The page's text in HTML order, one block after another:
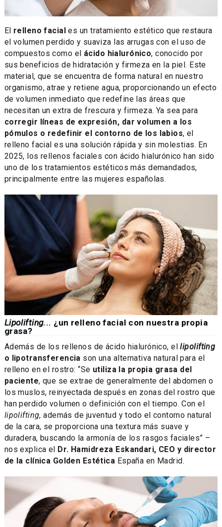
El relleno faciales un tratamiento estético que restaura
el volumen perdido y suaviza las arrugas con el uso de
compuestos como el ácido hialurónico, conocido por
sus beneficios de hidratación y firmeza en la piel. Este
material, que se encuentra de forma natural en nuestro
organismo, atrae y retiene agua, proporcionando un efecto
de volumen inmediato que redefine las áreas que
necesitan un extra de frescura y firmeza. Ya sea para
corregir líneas de expresión, dar volumen a los
pómulos o redefinir el contorno de los labios, el
relleno facial es una solución rápida y sin molestias. En
2025, los rellenos faciales con ácido hialurónico han sido
uno de los tratamientos estéticos más demandados,
principalmente entre las mujeres españolas.
Lipolifting... ¿un relleno facial con nuestra propia
grasa?
Además de los rellenos de ácido hialurónico, ellipolifting
o lipotransferencia son una alternativa natural para el
relleno en el rostro: “Se utiliza la propia grasa del
paciente, que se extrae de generalmente del abdomen o
los muslos, reinyectada después en zonas del rostro que
han perdido volumen o definición con el tiempo. Con el
lipolifting, además de juventud y todo el contorno natural
de la cara, se proporciona una textura más suave y
duradera, buscando la armonía de los rasgos faciales” –
nos explica el Dr. Hamidreza Eskandari, CEO y director
de la clínica Golden Estética España en Madrid.